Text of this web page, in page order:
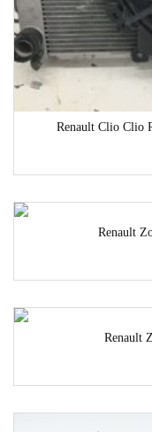
Renault Clio Clio
Renault
Renault